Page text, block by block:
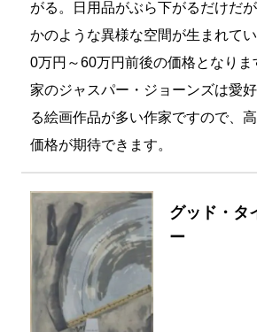
がる。日用品がぶら下がるだけだ
かのような異様な空間が生まれて
0万円～60万円前後の価格となり
家のジャスパー・ジョーンズは愛
る絵画作品が多い作家ですので、
価格が期待できます。
グッド・タ
ー